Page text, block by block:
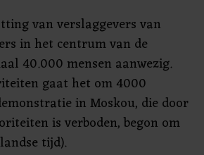
van verslaggevers van
in het centrum van de
40.000 mensen aanwezig.
gaat het om 4000
in Moskou, die door
is verboden, begon om
tijd).